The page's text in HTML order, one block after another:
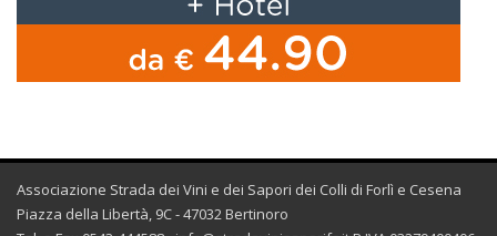
Associazione Strada dei Vini e dei Sapori dei Colli di Forlì e Cesena
Piazza della Libertà, 9C - 47032 Bertinoro